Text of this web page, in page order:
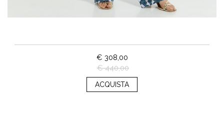
€ 308,00
€ 440,00
ACQUISTA